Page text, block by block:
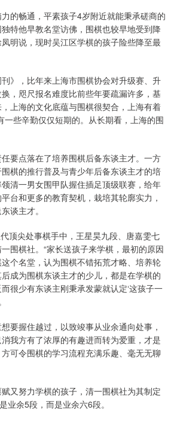
畅通，平素孩子4岁附近就能秉承磋商的
特他早教名堂访佛，围棋也较早地受到降
明说，现时吴江区学棋的孩子险些降至最
，比年来上海市围棋协会对升级赛、升
，咫尺报名难度比前些年要疏漏许多，基
上海的文化底蕴与围棋很契合，上海有着
一些辛勤仅仅短期的。从长期看，上海的围
点落在了培养围棋后备东谈主才。一方
棋的推行普及与青少年后备东谈主才的培
清一男女围甲队握住插足顶级联赛，给年
台和更多的教育契机，栽培其轮廓实力，
谈主才。
顶尖处事棋手中，王星昊九段、唐嘉雯七
围棋社。“家长送孩子来学棋，最初的原因
个名堂，认为围棋不错拓荒才略、培养轮
成为围棋东谈主才的少儿，都是在学棋的
很少有东谈主刚秉承发蒙就认定‘这孩子一
握住越过，以致竣事从业余通向处事，
我方有了浓厚的有趣进而转为爱重，才是
可令围棋的学习流程充满乐趣、毫无无聊
努力学棋的孩子，清一围棋社为其制定
业余5段，而是业余六6段。